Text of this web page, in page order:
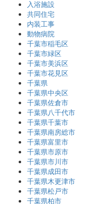
入浴施設
共同住宅
内装工事
動物病院
千葉市稲毛区
千葉市緑区
千葉市美浜区
千葉市花見区
千葉県
千葉県中央区
千葉県佐倉市
千葉県八千代市
千葉県千葉市
千葉県南房総市
千葉県富里市
千葉県市原市
千葉県市川市
千葉県成田市
千葉県木更津市
千葉県松戸市
千葉県柏市